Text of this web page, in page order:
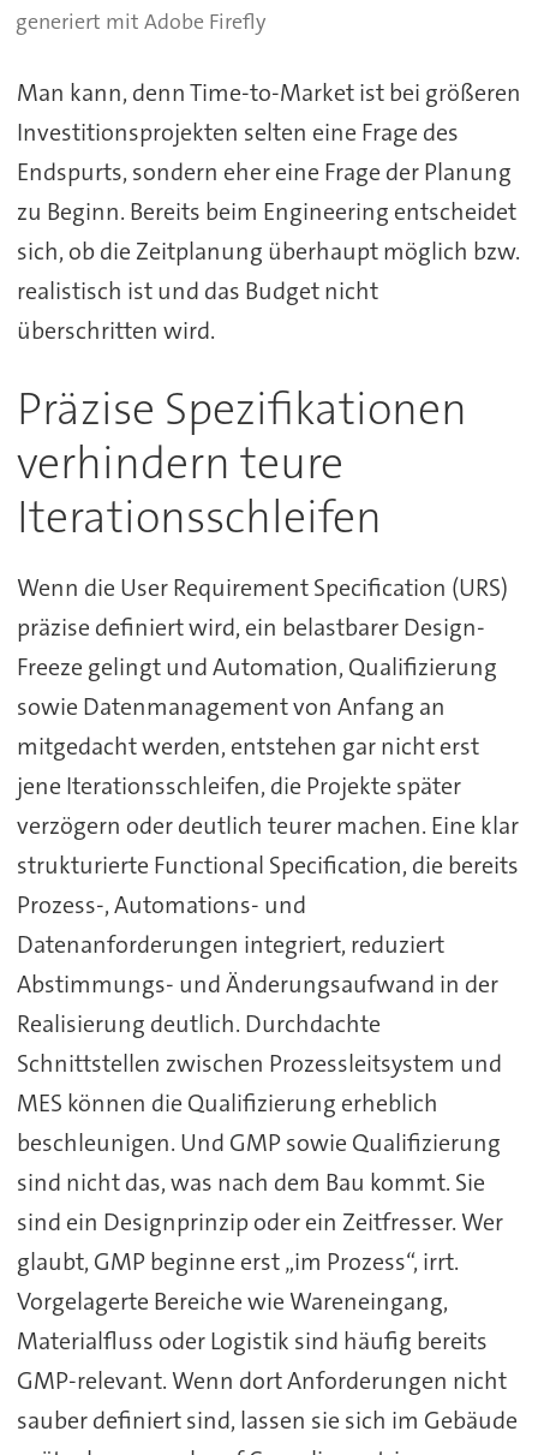
generiert mit Adobe Firefly
Man kann, denn Time-to-Market ist bei größeren
Investitionsprojekten selten eine Frage des
Endspurts, sondern eher eine Frage der Planung
zu Beginn. Bereits beim Engineering entscheidet
sich, ob die Zeitplanung überhaupt möglich bzw.
realistisch ist und das Budget nicht
überschritten wird.
Präzise Spezifikationen
verhindern teure
Iterationsschleifen
Wenn die User Requirement Specification (URS)
präzise definiert wird, ein belastbarer Design-
Freeze gelingt und Automation, Qualifizierung
sowie Datenmanagement von Anfang an
mitgedacht werden, entstehen gar nicht erst
jene Iterationsschleifen, die Projekte später
verzögern oder deutlich teurer machen. Eine klar
strukturierte Functional Specification, die bereits
Prozess-, Automations- und
Datenanforderungen integriert, reduziert
Abstimmungs- und Änderungsaufwand in der
Realisierung deutlich. Durchdachte
Schnittstellen zwischen Prozessleitsystem und
MES können die Qualifizierung erheblich
beschleunigen. Und GMP sowie Qualifizierung
sind nicht das, was nach dem Bau kommt. Sie
sind ein Designprinzip oder ein Zeitfresser. Wer
glaubt, GMP beginne erst „im Prozess“, irrt.
Vorgelagerte Bereiche wie Wareneingang,
Materialfluss oder Logistik sind häufig bereits
GMP-relevant. Wenn dort Anforderungen nicht
sauber definiert sind, lassen sie sich im Gebäude